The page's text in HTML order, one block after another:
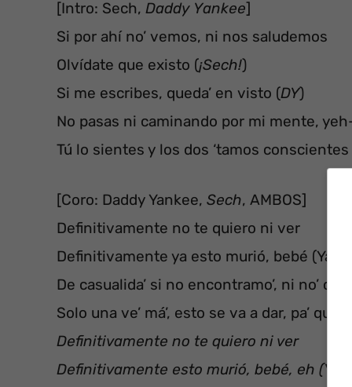
[Intro: Sech, Daddy Yankee]
Si por ahí no’ vemos, ni nos saludemos
Olvídate que existo (¡Sech!)
Si me escribes, queda’ en visto (DY)
No pasas ni caminando por mi mente,
Tú lo sientes y los dos ‘tamos conscientes
[Coro: Daddy Yankee, Sech, AMBOS]
Definitivamente no te quiero ni ver
Definitivamente ya esto murió, bebé
De casualida’ si no encontramo’, ni no’
Solo una ve’ má’, esto se va a dar, pa’
Definitivamente no te quiero ni ver
Definitivamente esto murió, bebé, eh